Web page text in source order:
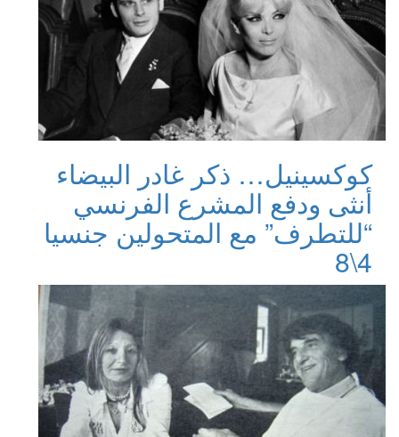
كوكسينيل… ذكر غادر البيضاء
أنثى ودفع المشرع الفرنسي
“للتطرف” مع المتحولين جنسيا
4\8